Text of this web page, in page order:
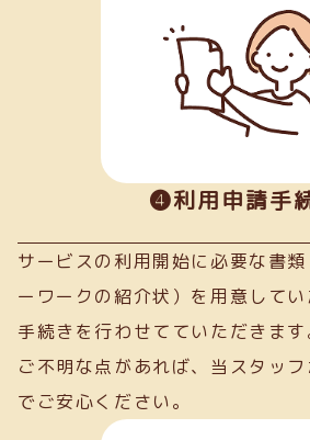
➍利用申請手
サービスの利用開始に必要な書
ーワークの紹介状）を用意して
手続きを行わせてていただきま
ご不明な点があれば、当スタッ
でご安心ください。